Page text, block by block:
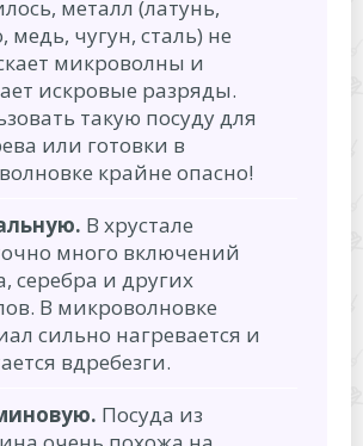
металл (латунь,
медь, чугун, сталь) не
микроволны и
искровые разряды.
такую посуду для
или готовки в
крайне опасно!
В хрустале
много включений
серебра и других
В микроволновке
сильно нагревается и
вдребезги.
Посуда из